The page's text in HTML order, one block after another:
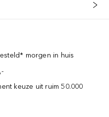
morgen in huis
keuze uit ruim 50.000